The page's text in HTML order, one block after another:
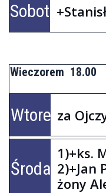
Sobota
Wieczorem 18.00
Wtorekza
Środa
1)+ks.
2)+Jan
żony